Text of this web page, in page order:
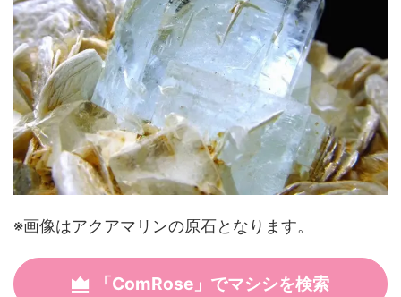
※画像はアクアマリンの原石となります。
「ComRose」でマシシを検索